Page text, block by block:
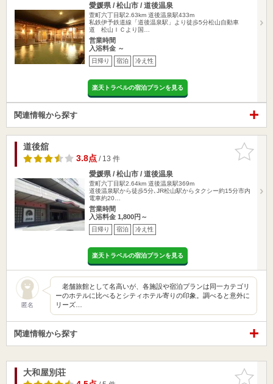
愛媛県 / 松山市 / 道後温泉
萱町六丁目駅2.63km 道後温泉駅433m
私鉄伊予鉄道線「道後温泉駅」より徒歩5分松山自動車
道 松山ＩＣより国…
営業時間
入浴料金 ～
日帰り 宿泊 冷え性
楽天トラベルの宿泊プランを見る
関連情報から探す
お気に入
りに追加
道後舘
3.8点/ 13 件
愛媛県 / 松山市 / 道後温泉
萱町六丁目駅2.64km 道後温泉駅369m
道後温泉駅から徒歩5分､JR松山駅からタクシー約15分市内
電車約20…
営業時間
入浴料金 1,800円～
日帰り 宿泊 冷え性
楽天トラベルの宿泊プランを見る
匿名
老舗旅館として名高いが、各施設や宿泊プランは同一カテゴリ
ーのホテルに比べるとシティホテル寄りの印象。調べると意外に
リーズ…
関連情報から探す
お気に入
りに追加
大和屋別荘